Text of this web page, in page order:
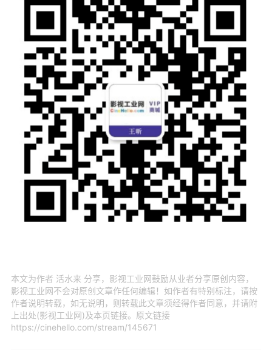
本文为作者 活水来 分享，影视工业网鼓励从业者分享原创内容，
影视工业网不会对原创文章作任何编辑！如作者有特别标注，请按
作者说明转载，如无说明，则转载此文章须经得作者同意，并请附
上出处(影视工业网)及本页链接。原文链接
https://cinehello.com/stream/145671